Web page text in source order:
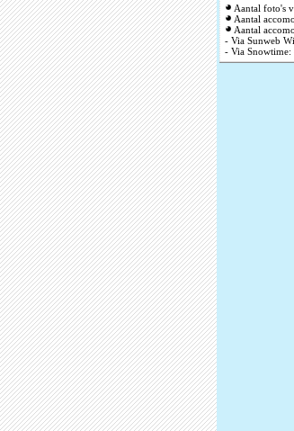
Aantal foto's
Aantal
Aantal
- Via Sunweb
- Via Snowtime: